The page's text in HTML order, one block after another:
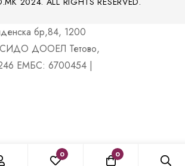
бр,84, 1200
ДООЕЛ Тетово,
ЕМБС: 6700454 |
0 0